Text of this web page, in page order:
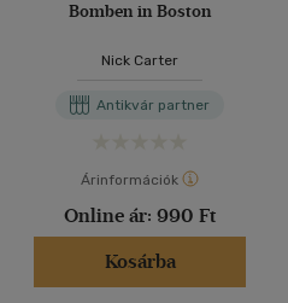
Bomben in Boston
Nick Carter
Antikvár partner
Árinformációk
Online ár: 990 Ft
Kosárba